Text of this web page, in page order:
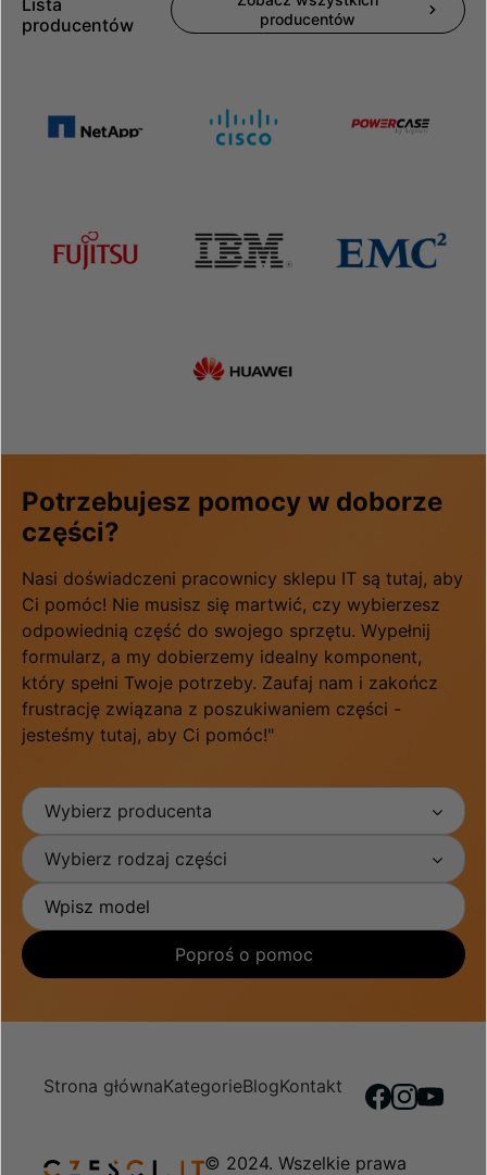
producentów
producentów
Potrzebujesz pomocy w doborze
części?
Nasi doświadczeni pracownicy sklepu IT są tutaj, aby
Ci pomóc! Nie musisz się martwić, czy wybierzesz
odpowiednią część do swojego sprzętu. Wypełnij
formularz, a my dobierzemy idealny komponent,
który spełni Twoje potrzeby. Zaufaj nam i zakończ
frustrację związana z poszukiwaniem części -
jesteśmy tutaj, aby Ci pomóc!"
Wybierz producenta
Wybierz rodzaj części
Poproś o pomoc
Strona głównaKategorieBlogKontakt
© 2024. Wszelkie prawa